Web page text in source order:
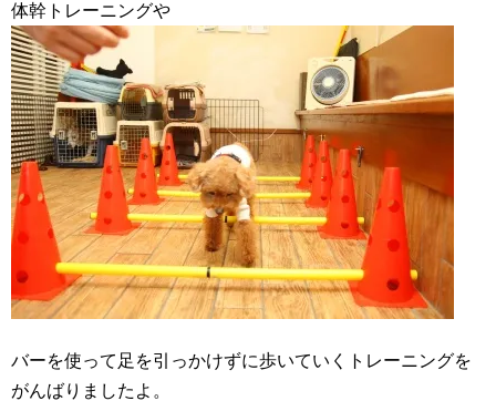
体幹トレーニングや
バーを使って足を引っかけずに歩いていくトレーニングを
がんばりましたよ。